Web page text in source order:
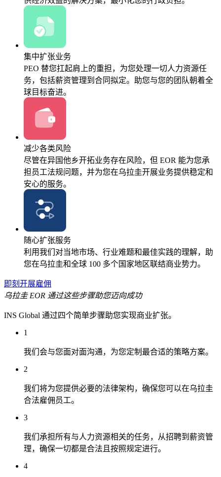
集中扩张业务
PEO 替您扛起肩上的重担，为您处理一切人力资源任
务，包括薪资管理到合同拟定。助您与您的团队朝着全
球目标奋进。
减少各类风险
尽管在异国他乡开拓业务存在风险，但 EOR 能为您承
担员工法规问题，并为您在乌拉圭开展业务提供稳定和
安心的服务。
随心扩张服务
利用我们对当地市场、行业难题和最佳实践的理解，助
您在乌拉圭和全球 100 多个国家地区联结商业势力。
即刻开展雇佣
乌拉圭 EOR 通过这些步骤助您迈向成功
INS Global 通过四个简单步骤助您实现商业扩张。
1
我们会与您面对面沟通，为您定制最合适的策略方案。
2
我们将为您提供必要的法律架构，确保您可以在乌拉圭
合法雇佣员工。
3
我们承担所有与人力资源相关的任务，从招聘到薪资管
理，确保一切都是合法且按照规定进行。
4